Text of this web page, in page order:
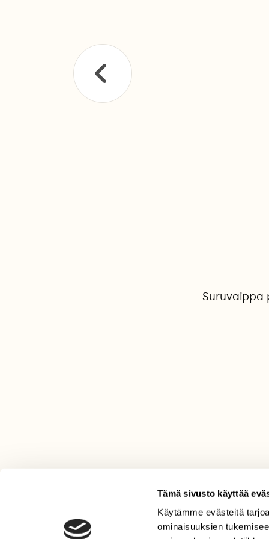
Tämä sivusto käyttää
Käytämme evästeitä
ominaisuuksien
Suruvaippa
LEHTI